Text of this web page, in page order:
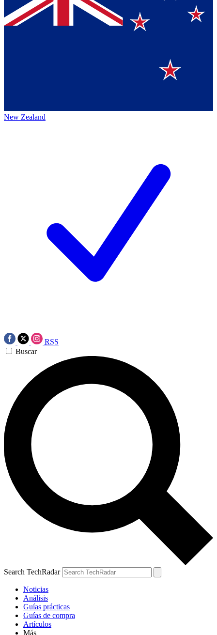
New Zealand
RSS
Buscar
Search TechRadar
Noticias
Análisis
Guías prácticas
Guías de compra
Artículos
Más